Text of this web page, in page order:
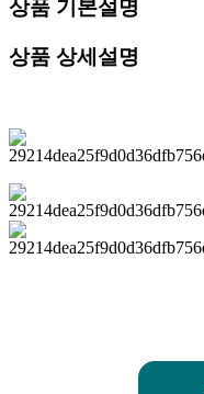
상품 기본설명
상품 상세설명